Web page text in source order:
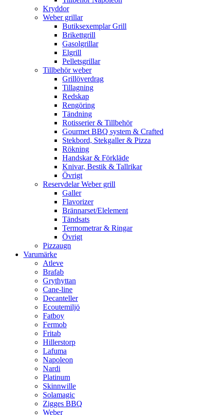
Kryddor
Weber grillar
Butiksexemplar Grill
Brikettgrill
Gasolgrillar
Elgrill
Pelletsgrillar
Tillbehör weber
Grillöverdrag
Tillagning
Redskap
Rengöring
Tändning
Rotisserier & Tillbehör
Gourmet BBQ system & Crafted
Stekbord, Stekgaller & Pizza
Rökning
Handskar & Förkläde
Knivar, Bestik & Tallrikar
Övrigt
Reservdelar Weber grill
Galler
Flavorizer
Brännarset/Elelement
Tändsats
Termometrar & Ringar
Övrigt
Pizzaugn
Varumärke
Atleve
Brafab
Grythyttan
Cane-line
Decanteller
Ecoutemiljö
Fatboy
Fermob
Fritab
Hillerstorp
Lafuma
Napoleon
Nardi
Platinum
Skinnwille
Solamagic
Zigges BBQ
Weber